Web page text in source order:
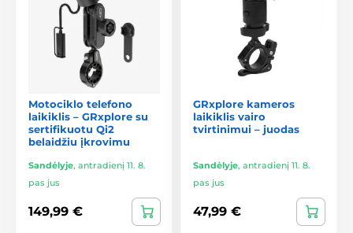
Motociklo telefono
laikiklis – GRxplore su
sertifikuotu Qi2
belaidžiu įkrovimu
Sandėlyje, antradienį 11. 8.
pas jus
149,99 €
GRxplore kameros
laikiklis vairo
tvirtinimui – juodas
Sandėlyje, antradienį 11. 8.
pas jus
47,99 €